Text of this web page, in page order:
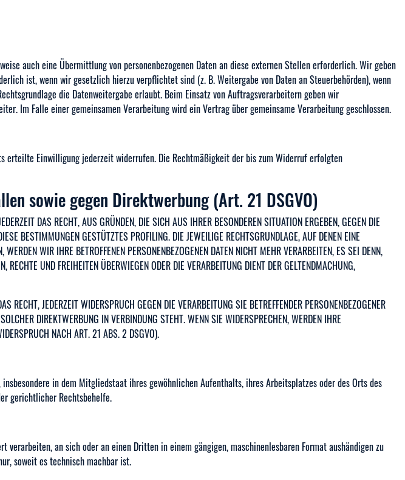
auch eine Übermittlung von personenbezogenen Daten an diese externen Stellen erforderlich. Wir geben
ist, wenn wir gesetzlich hierzu verpflichtet sind (z. B. Weitergabe von Daten an Steuerbehörden), wenn
die Datenweitergabe erlaubt. Beim Einsatz von Auftragsverarbeitern geben wir
Im Falle einer gemeinsamen Verarbeitung wird ein Vertrag über gemeinsame Verarbeitung geschlossen.
erteilte Einwilligung jederzeit widerrufen. Die Rechtmäßigkeit der bis zum Widerruf erfolgten
sowie gegen Direktwerbung (Art. 21 DSGVO)
DAS RECHT, AUS GRÜNDEN, DIE SICH AUS IHRER BESONDEREN SITUATION ERGEBEN, GEGEN DIE
BESTIMMUNGEN GESTÜTZTES PROFILING. DIE JEWEILIGE RECHTSGRUNDLAGE, AUF DENEN EINE
WIR IHRE BETROFFENEN PERSONENBEZOGENEN DATEN NICHT MEHR VERARBEITEN, ES SEI DENN,
UND FREIHEITEN ÜBERWIEGEN ODER DIE VERARBEITUNG DIENT DER GELTENDMACHUNG,
JEDERZEIT WIDERSPRUCH GEGEN DIE VERARBEITUNG SIE BETREFFENDER PERSONENBEZOGENER
DIREKTWERBUNG IN VERBINDUNG STEHT. WENN SIE WIDERSPRECHEN, WERDEN IHRE
NACH ART. 21 ABS. 2 DSGVO).
in dem Mitgliedstaat ihres gewöhnlichen Aufenthalts, ihres Arbeitsplatzes oder des Orts des
gerichtlicher Rechtsbehelfe.
an sich oder an einen Dritten in einem gängigen, maschinenlesbaren Format aushändigen zu
soweit es technisch machbar ist.